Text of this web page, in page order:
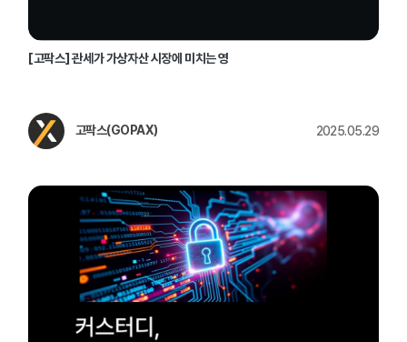
[고팍스] 관세가 가상자산 시장에 미치는 영
고팍스(GOPAX) 2025.05.29